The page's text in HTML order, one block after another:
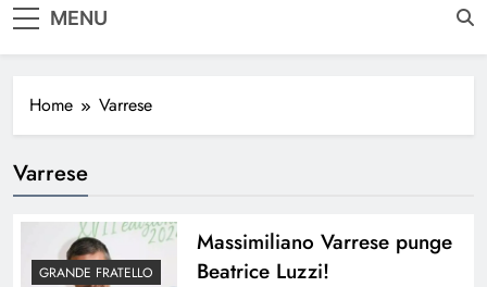
MENU
Home Varrese
Varrese
GRANDE FRATELLO
Massimiliano Varrese punge
Beatrice Luzzi!